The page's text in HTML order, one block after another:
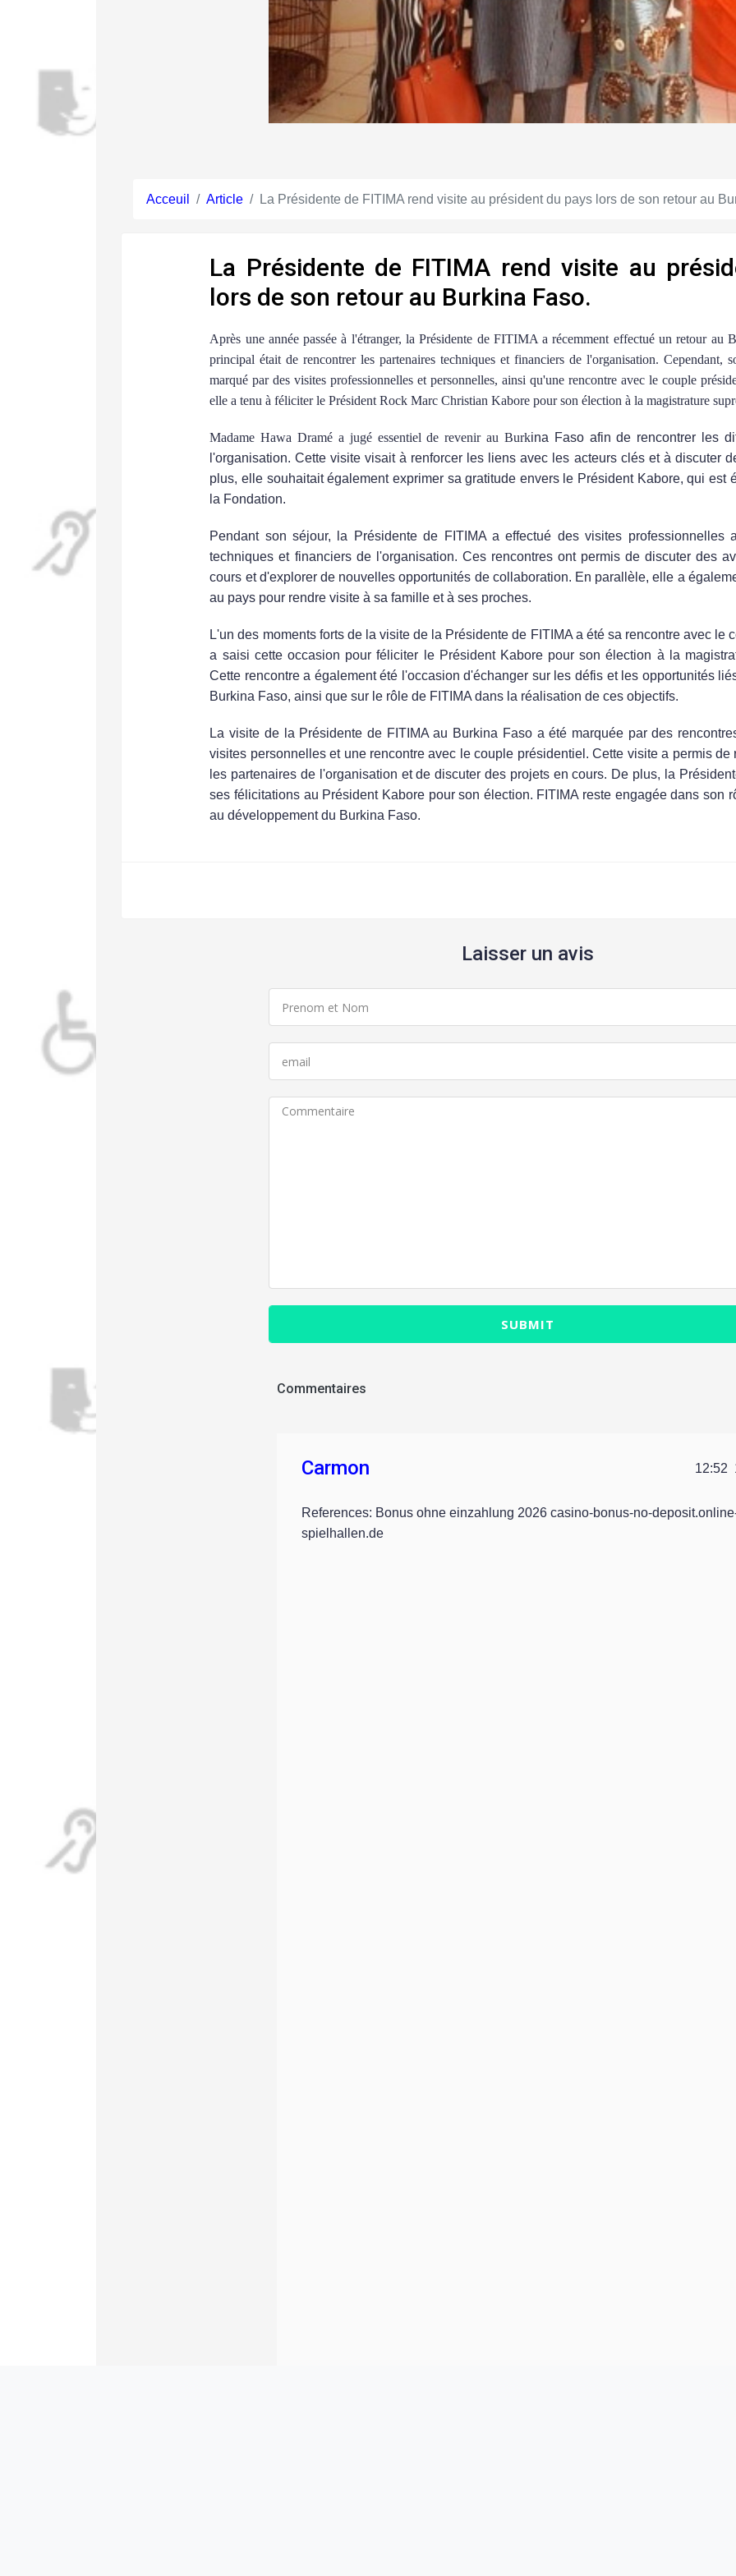
Acceuil Article La Présidente de FITIMA rend visite au président du pays lors de son retour au
La Présidente de FITIMA rend visite au
lors de son retour au Burkina Faso.
Après une année passée à l'étranger, la Présidente de FITIMA a récemment effectué un retour au
principal était de rencontrer les partenaires techniques et financiers de l'organisation. Cependant,
marqué par des visites professionnelles et personnelles, ainsi qu'une rencontre avec le couple
elle a tenu à féliciter le Président Rock Marc Christian Kabore pour son élection à la magistrature
Madame Hawa Dramé a jugé essentiel de revenir au Burkina Faso afin de rencontrer les
l'organisation. Cette visite visait à renforcer les liens avec les acteurs clés et à discuter
plus, elle souhaitait également exprimer sa gratitude envers le Président Kabore, qui est
la Fondation.
Pendant son séjour, la Présidente de FITIMA a effectué des visites professionnelles
techniques et financiers de l'organisation. Ces rencontres ont permis de discuter des
cours et d'explorer de nouvelles opportunités de collaboration. En parallèle, elle a
au pays pour rendre visite à sa famille et à ses proches.
L'un des moments forts de la visite de la Présidente de FITIMA a été sa rencontre avec le
a saisi cette occasion pour féliciter le Président Kabore pour son élection à la
Cette rencontre a également été l'occasion d'échanger sur les défis et les opportunités
Burkina Faso, ainsi que sur le rôle de FITIMA dans la réalisation de ces objectifs.
La visite de la Présidente de FITIMA au Burkina Faso a été marquée par des
visites personnelles et une rencontre avec le couple présidentiel. Cette visite a permis de
les partenaires de l'organisation et de discuter des projets en cours. De plus, la
ses félicitations au Président Kabore pour son élection. FITIMA reste engagée dans son
au développement du Burkina Faso.
Laisser un avis
SUBMIT
Commentaires
12:52
Carmon
References: Bonus ohne einzahlung 2026 casino-bonus-no-
spielhallen.de